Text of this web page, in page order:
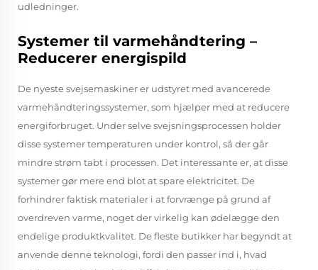
udledninger.
Systemer til varmehåndtering –
Reducerer energispild
De nyeste svejsemaskiner er udstyret med avancerede
varmehåndteringssystemer, som hjælper med at reducere
energiforbruget. Under selve svejsningsprocessen holder
disse systemer temperaturen under kontrol, så der går
mindre strøm tabt i processen. Det interessante er, at disse
systemer gør mere end blot at spare elektricitet. De
forhindrer faktisk materialer i at forvrænge på grund af
overdreven varme, noget der virkelig kan ødelægge den
endelige produktkvalitet. De fleste butikker har begyndt at
anvende denne teknologi, fordi den passer ind i, hvad